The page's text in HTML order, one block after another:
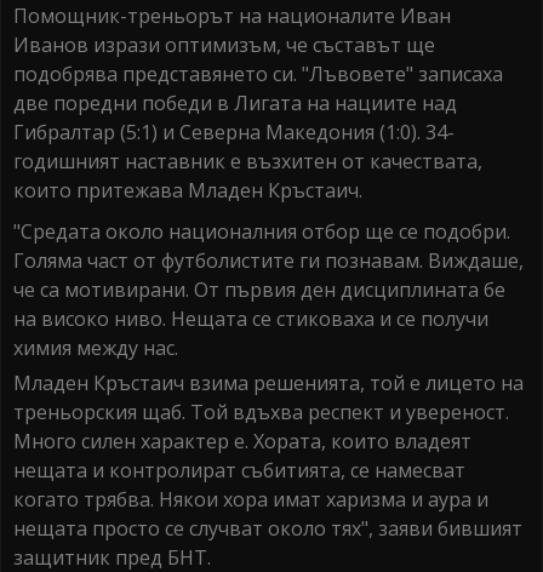
Помощник-треньорът на националите Иван
Иванов изрази оптимизъм, че съставът ще
подобрява представянето си. "Лъвовете" записаха
две поредни победи в Лигата на нациите над
Гибралтар (5:1) и Северна Македония (1:0). 34-
годишният наставник е възхитен от качествата,
които притежава Младен Кръстаич.
"Средата около националния отбор ще се подобри.
Голяма част от футболистите ги познавам. Виждаше,
че са мотивирани. От първия ден дисциплината бе
на високо ниво. Нещата се стиковаха и се получи
химия между нас.
Младен Кръстаич взима решенията, той е лицето на
треньорския щаб. Той вдъхва респект и увереност.
Много силен характер е. Хората, които владеят
нещата и контролират събитията, се намесват
когато трябва. Някои хора имат харизма и аура и
нещата просто се случват около тях", заяви бившият
защитник пред БНТ.